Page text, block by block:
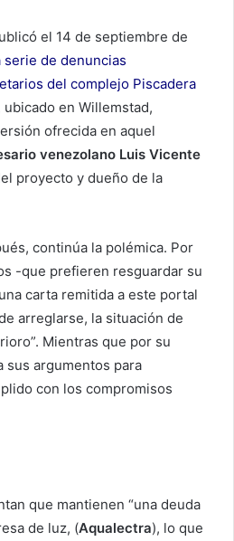
el 14 de septiembre de
serie de denuncias
del complejo Piscadera
ubicado en Willemstad,
ofrecida en aquel
venezolano Luis Vicente
proyecto y dueño de la
continúa la polémica. Por
-que prefieren resguardar su
carta remitida a este portal
arreglarse, la situación de
Mientras que por su
sus argumentos para
con los compromisos
que mantienen “una deuda
de luz, (Aqualectra), lo que